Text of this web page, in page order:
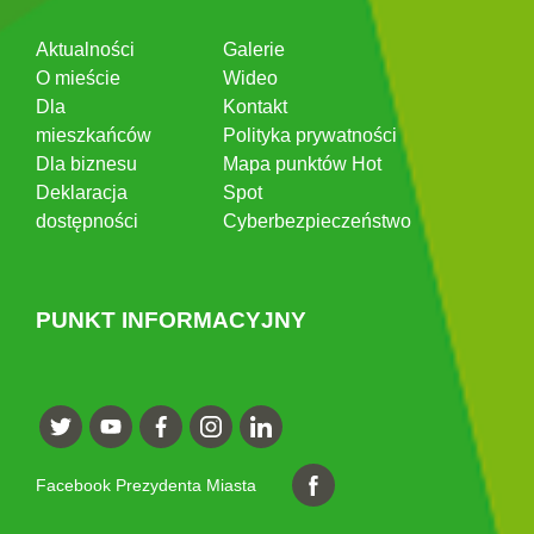
Aktualności
O mieście
Dla
mieszkańców
Dla biznesu
Deklaracja
dostępności
Galerie
Wideo
Kontakt
Polityka prywatności
Mapa punktów Hot
Spot
Cyberbezpieczeństwo
PUNKT INFORMACYJNY
Facebook Prezydenta Miasta